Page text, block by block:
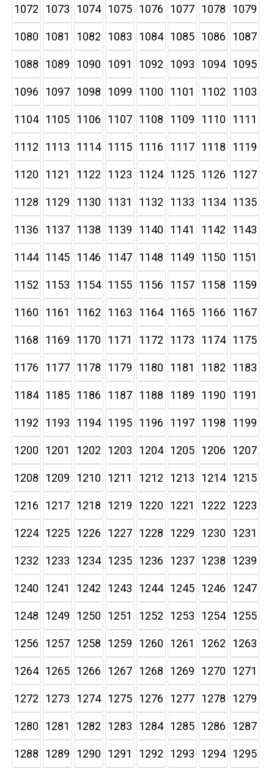
1072 1073 1074 1075 1076 1077 1078 1079
1080 1081 1082 1083 1084 1085 1086 1087
1088 1089 1090 1091 1092 1093 1094 1095
1096 1097 1098 1099 1100 1101 1102 1103
1104 1105 1106 1107 1108 1109 1110 1111
1112 1113 1114 1115 1116 1117 1118 1119
1120 1121 1122 1123 1124 1125 1126 1127
1128 1129 1130 1131 1132 1133 1134 1135
1136 1137 1138 1139 1140 1141 1142 1143
1144 1145 1146 1147 1148 1149 1150 1151
1152 1153 1154 1155 1156 1157 1158 1159
1160 1161 1162 1163 1164 1165 1166 1167
1168 1169 1170 1171 1172 1173 1174 1175
1176 1177 1178 1179 1180 1181 1182 1183
1184 1185 1186 1187 1188 1189 1190 1191
1192 1193 1194 1195 1196 1197 1198 1199
1200 1201 1202 1203 1204 1205 1206 1207
1208 1209 1210 1211 1212 1213 1214 1215
1216 1217 1218 1219 1220 1221 1222 1223
1224 1225 1226 1227 1228 1229 1230 1231
1232 1233 1234 1235 1236 1237 1238 1239
1240 1241 1242 1243 1244 1245 1246 1247
1248 1249 1250 1251 1252 1253 1254 1255
1256 1257 1258 1259 1260 1261 1262 1263
1264 1265 1266 1267 1268 1269 1270 1271
1272 1273 1274 1275 1276 1277 1278 1279
1280 1281 1282 1283 1284 1285 1286 1287
1288 1289 1290 1291 1292 1293 1294 1295